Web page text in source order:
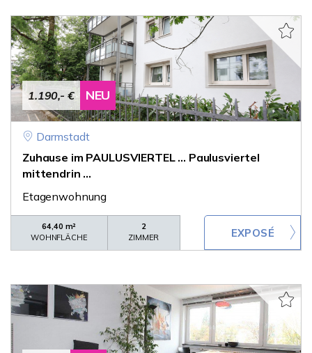
1.190,- € NEU
Darmstadt
Zuhause im PAULUSVIERTEL ... Paulusviertel
mittendrin ...
Etagenwohnung
64,40 m²
WOHNFLÄCHE
2
ZIMMER